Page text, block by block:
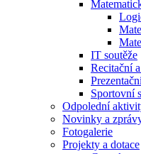
IT soutěže
Recitační
Sportovní
Odpolední
Novinky a
Fotogalerie
Projekty a dotace